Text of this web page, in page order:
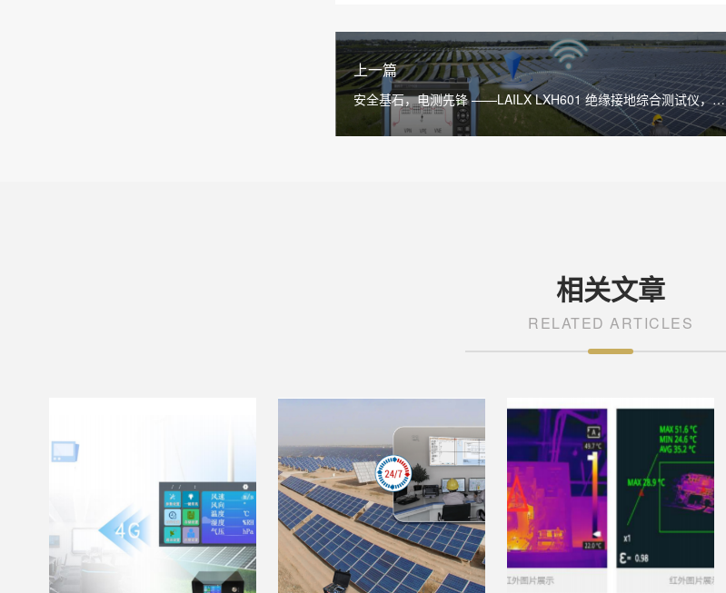
上一篇
安全基石，电测先锋 ——LAILX LXH601 绝缘接地综合测试仪，守
护光伏电站电气安全
相关文章
RELATED ARTICLES